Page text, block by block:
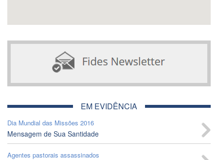
EM EVIDÊNCIA
Dia Mundial das Missões 2016
Mensagem de Sua Santidade
Agentes pastorais assassinados